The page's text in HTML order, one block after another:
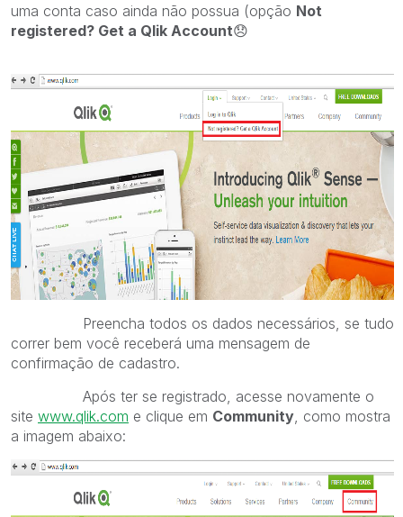
uma conta caso ainda não possua (opção Not
registered? Get a Qlik Account😞
Preencha todos os dados necessários, se tudo
correr bem você receberá uma mensagem de
confirmação de cadastro.
Após ter se registrado, acesse novamente o
site www.qlik.com e clique em Community , como mostra
a imagem abaixo: